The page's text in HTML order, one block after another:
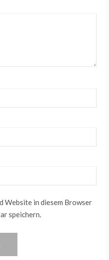
Website in diesem Browser
speichern.